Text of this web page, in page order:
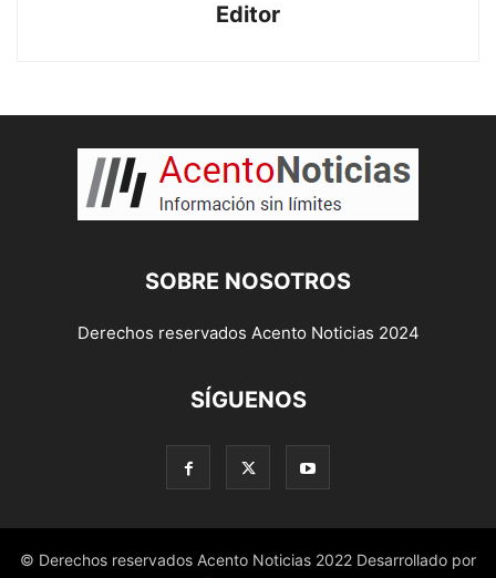
Editor
SOBRE NOSOTROS
Derechos reservados Acento Noticias 2024
SÍGUENOS
© Derechos reservados Acento Noticias 2022 Desarrollado por